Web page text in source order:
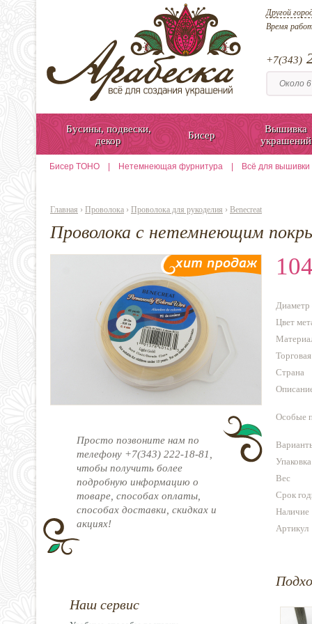
Другой
Время
+7(343)
Бусины, подвески,
декор
Бисер
Вышивка
украшений
Бисер TOHO Нетемнеющая фурнитура Всё для вышивки
Главная › Проволока › Проволока для рукоделия › Benecreat
Проволока с нетемнеющим
Просто позвоните нам по
телефону +7(343) 222-18-81,
чтобы получить более
подробную информацию о
товаре, способах оплаты,
способах доставки, скидках и
акциях!
Наш сервис
Диаметр
Цвет
Страна
Особые
Упаковка
Вес
Срок
Наличие
Артикул